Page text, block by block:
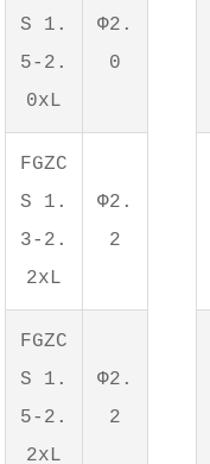
S 1.
5-2.
0xL
Φ2.
0
FGZC
S 1.
3-2.
2xL
Φ2.
2
FGZC
S 1.
5-2.
2xL
Φ2.
2